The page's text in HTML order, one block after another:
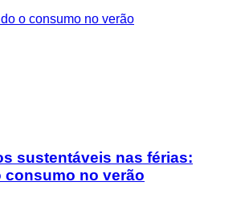
sustentáveis nas férias:
consumo no verão